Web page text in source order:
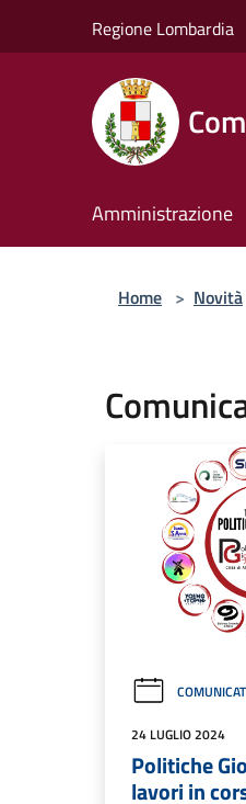
Regione Lombardia
Amministrazione
Home > Novità
24 LUGLIO 2024
Politiche
lavori in